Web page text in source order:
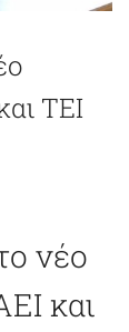
ΤΕΙ
νέο
και